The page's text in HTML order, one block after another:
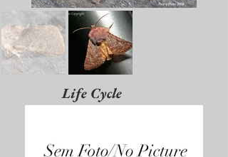
Life Cycle